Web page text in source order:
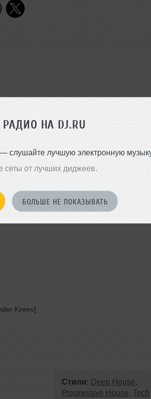
РАДИО НА DJ.RU
слушайте лучшую электронную
сеты от лучших диджеев.
БОЛЬШЕ НЕ ПОКАЗЫВАТЬ
Kireev]
Стили: Deep House,
Progressive House, Tech